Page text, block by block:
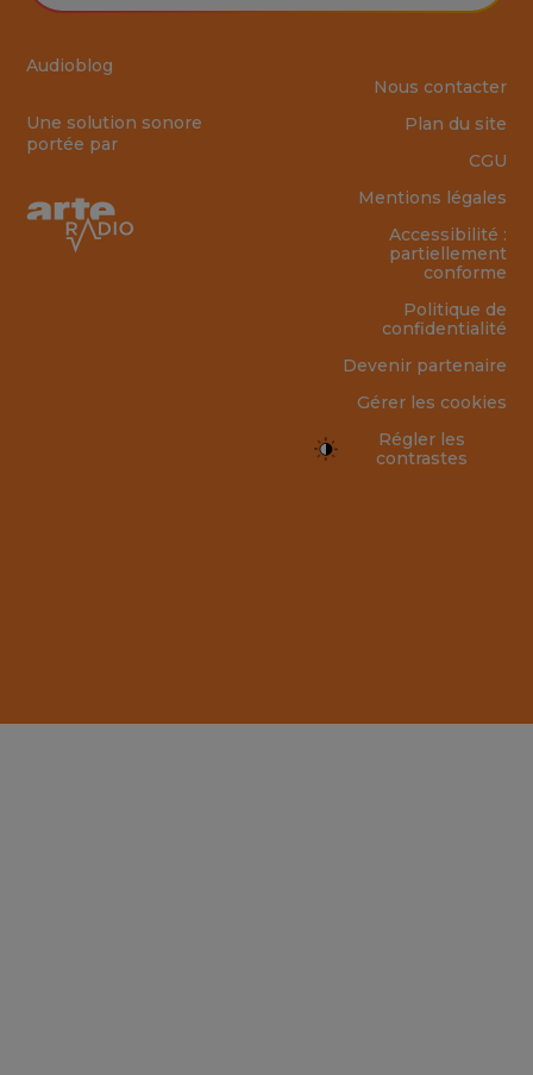
Audioblog
Une solution sonore
portée par
Nous contacter
Plan du site
CGU
Mentions légales
Accessibilité :
partiellement
conforme
Politique de
confidentialité
Devenir partenaire
Gérer les cookies
Régler les
contrastes